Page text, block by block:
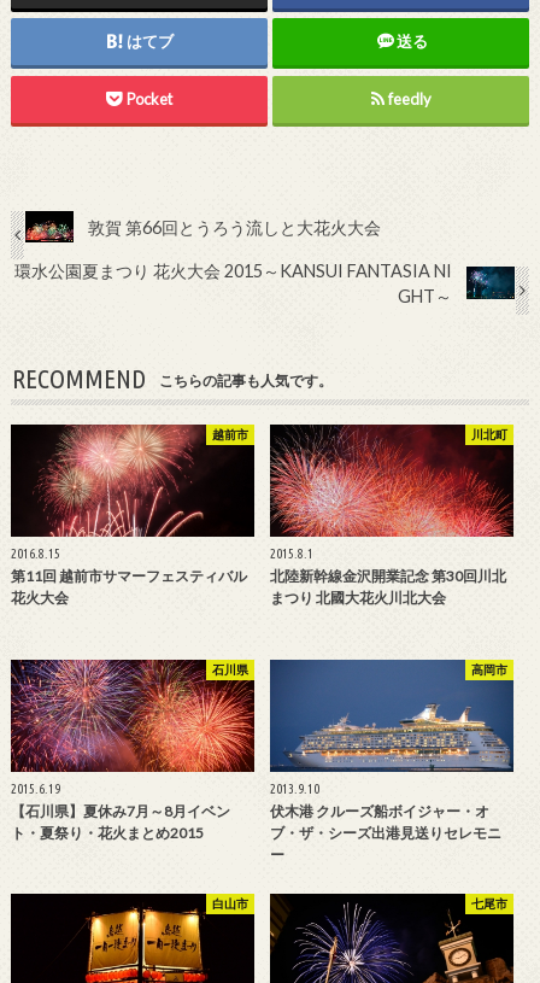
はてブ 送る
Pocket feedly
敦賀 第66回とうろう流しと大花火大会
環水公園夏まつり 花火大会 2015～KANSUI FANTASIA NI
GHT～
RECOMMEND こちらの記事も人気です。
越前市
2016.8.15
第11回 越前市サマーフェスティバル
花火大会
川北町
2015.8.1
北陸新幹線金沢開業記念 第30回川北
まつり 北國大花火川北大会
石川県
2015.6.19
【石川県】夏休み7月～8月イベン
ト・夏祭り・花火まとめ2015
高岡市
2013.9.10
伏木港 クルーズ船ボイジャー・オ
ブ・ザ・シーズ出港見送りセレモニ
ー
白山市 七尾市